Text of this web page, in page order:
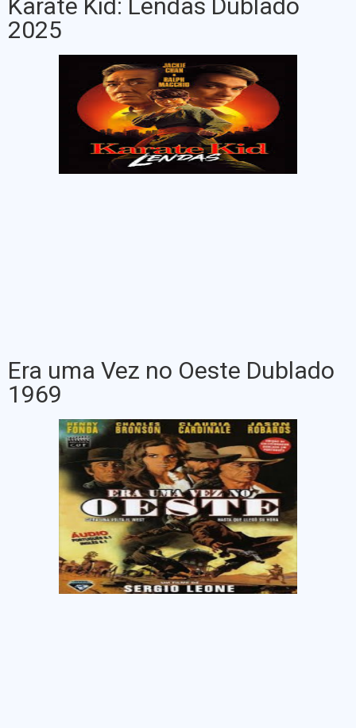
Karatê Kid: Lendas Dublado
2025
Era uma Vez no Oeste Dublado
1969